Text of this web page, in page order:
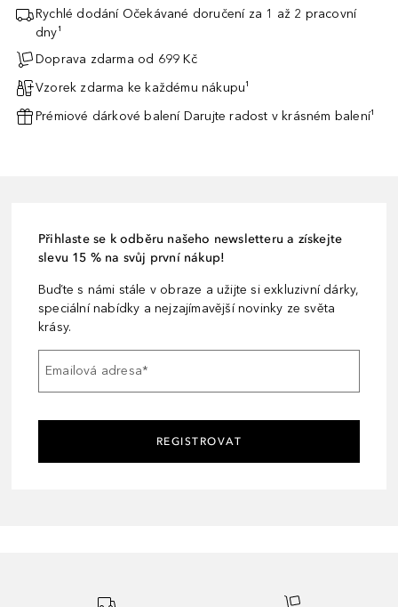
Rychlé dodání Očekávané doručení za 1 až 2 pracovní
dny¹
Doprava zdarma od 699 Kč
Vzorek zdarma ke každému nákupu¹
Prémiové dárkové balení Darujte radost v krásném balení¹
Přihlaste se k odběru našeho newsletteru a získejte
slevu 15 % na svůj první nákup!
Buďte s námi stále v obraze a užijte si exkluzivní dárky,
speciální nabídky a nejzajímavější novinky ze světa
krásy.
Emailová adresa*
REGISTROVAT